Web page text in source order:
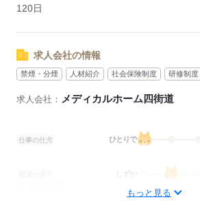
120日
求人会社の情報
禁煙・分煙 人材紹介 社会保険制度 研修制度
求人会社： メディカルホーム四街道
仕事の仕方 ひとりで
もっと見る